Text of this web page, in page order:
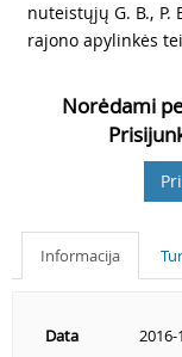
nuteistųjų G. B., P.
rajono apylinkės
Norėdami
Informacija
Data
2016-